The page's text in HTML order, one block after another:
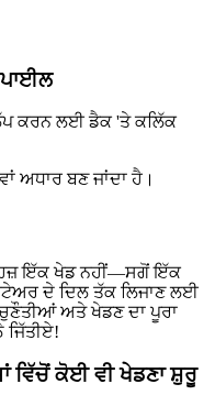
ਕਰਨ ਲਈ ਡੈਕ 'ਤੇ ਕਲਿੱਕ
ਅਧਾਰ ਬਣ ਜਾਂਦਾ ਹੈ।
ਇੱਕ ਖੇਡ ਨਹੀਂ—ਸਗੋਂ ਇੱਕ
ਦੇ ਦਿਲ ਤੱਕ ਲਿਜਾਣ ਲਈ
ਅਤੇ ਖੇਡਣ ਦਾ ਪੂਰਾ
ਕੋਈ ਵੀ ਖੇਡਣਾ ਸ਼ੁਰੂ